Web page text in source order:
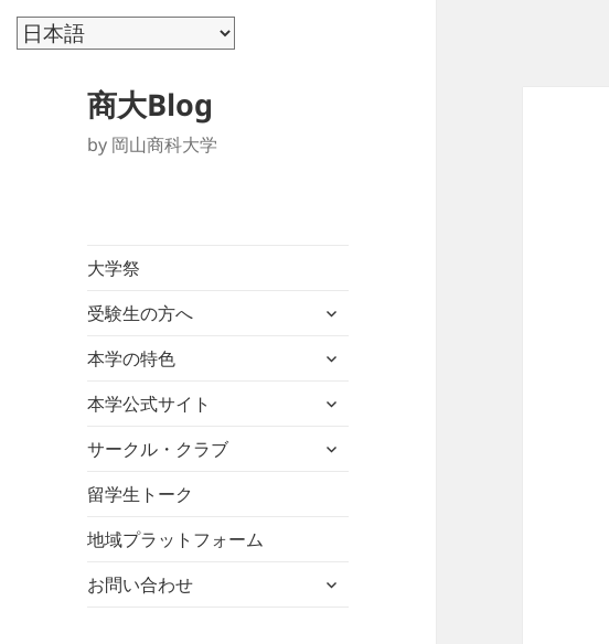
商大Blog
by 岡山商科大学
大学祭
受験生の方へ
サ
メ
ュ
を
本学の特色
サ
メ
ュ
本学公式サイト
サ
メ
サークル・クラブ
サ
を
留学生トーク
地域プラットフォーム
お問い合わせ
サ